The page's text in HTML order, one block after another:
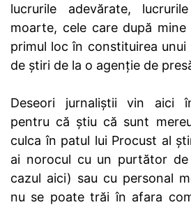
lucrurile adevărate,
moarte, cele care după
primul loc în constituirea unui
de știri de la o agenție de
Deseori jurnaliștii vin aici
pentru că știu că sunt
culca în patul lui Procust al
ai norocul cu un purtător
cazul aici) sau cu personal
nu se poate trăi în afara